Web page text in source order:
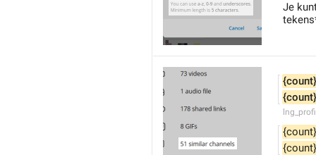
Je
{count}
{count}
{count}
{count}